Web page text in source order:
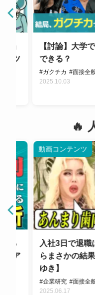
」
コツ
【討論】大学
できる？
#ガクチカ #面接全
2025.10.03
る
イア
動画コンテンツ
入社3日で退
らまさかの結
ゆき】
#企業研究 #面接全
2025.06.17